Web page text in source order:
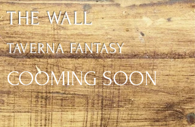
THE WALL
TAVERNA FANTASY
COOMING SOON